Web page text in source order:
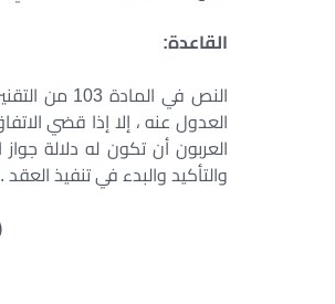
القاعدة:
النص في
العدول عنه ، إلا إذا قضي
العربون أن تكون له دلالة
والتأكيد والبدء في تنفيذ العقد .( م 99 إثبات ، م 103
(